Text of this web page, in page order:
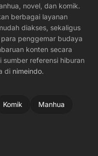
novel, dan komik.
berbagai layanan
diakses, sekaligus
penggemar budaya
konten secara
referensi hiburan
di nimeindo.
Komik Manhua